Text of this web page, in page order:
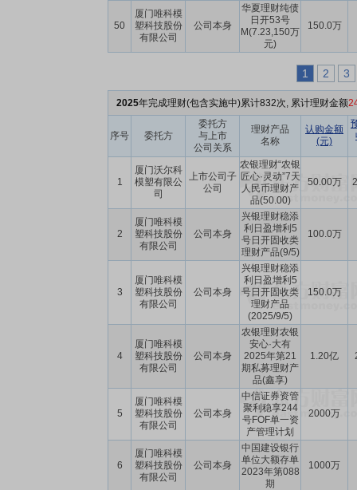
50
厦门唯科模
塑科技股份
有限公司
公司本身
华夏理财纯债
日开53号
M(7.23,150万
元)
150.0万
1 2 3
2025年完成理财(包含实施中)累计832次, 累计理财金额
序号 委托方
委托方
与上市
公司关系
理财产品
名称
认购金额
(元)
1
厦门沃尔科
模塑有限公
司
上市公司子
公司
农银理财“农银
匠心·灵动”7天
人民币理财产
品(50.00)
50.00万
2
厦门唯科模
塑科技股份
有限公司
公司本身
兴银理财稳添
利日盈增利5
号日开固收类
理财产品(9/5)
100.0万
3
厦门唯科模
塑科技股份
有限公司
公司本身
兴银理财稳添
利日盈增利5
号日开固收类
理财产品
(2025/9/5)
150.0万
4
厦门唯科模
塑科技股份
有限公司
公司本身
农银理财农银
安心·大有
2025年第21
期私募理财产
品(鑫享)
1.20亿
5
厦门唯科模
塑科技股份
有限公司
公司本身
中信证券资管
聚利稳享244
号FOF单一资
产管理计划
2000万
6
厦门唯科模
塑科技股份
有限公司
公司本身
中国建设银行
单位大额存单
2023年第088
期
1000万